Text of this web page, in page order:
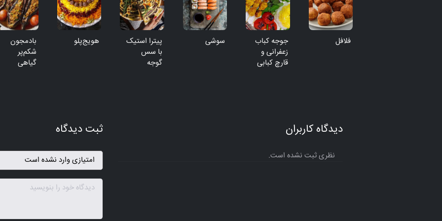
فلافل
جوجه کباب
زعفرانی و
قارچ کبابی
سوشی
پیترا استیک
با سس
گوجه
هویج‌پلو
بادمجون
شکم‌پر
گیاهی
دیدگاه کاربران
نظری ثبت نشده است.
ثبت دیدگاه